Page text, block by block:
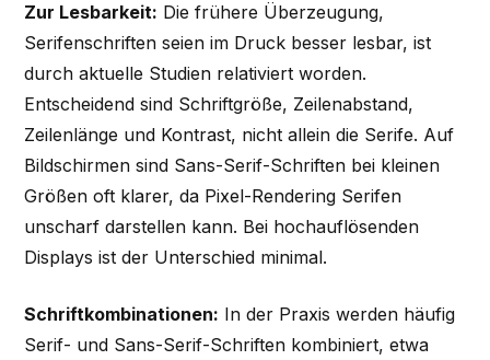
Zur Lesbarkeit: Die frühere Überzeugung,
Serifenschriften seien im Druck besser lesbar, ist
durch aktuelle Studien relativiert worden.
Entscheidend sind Schriftgröße, Zeilenabstand,
Zeilenlänge und Kontrast, nicht allein die Serife. Auf
Bildschirmen sind Sans-Serif-Schriften bei kleinen
Größen oft klarer, da Pixel-Rendering Serifen
unscharf darstellen kann. Bei hochauflösenden
Displays ist der Unterschied minimal.
Schriftkombinationen: In der Praxis werden häufig
Serif- und Sans-Serif-Schriften kombiniert, etwa